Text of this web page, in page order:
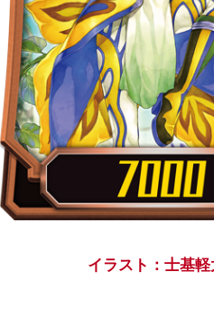
イラスト：士基軽